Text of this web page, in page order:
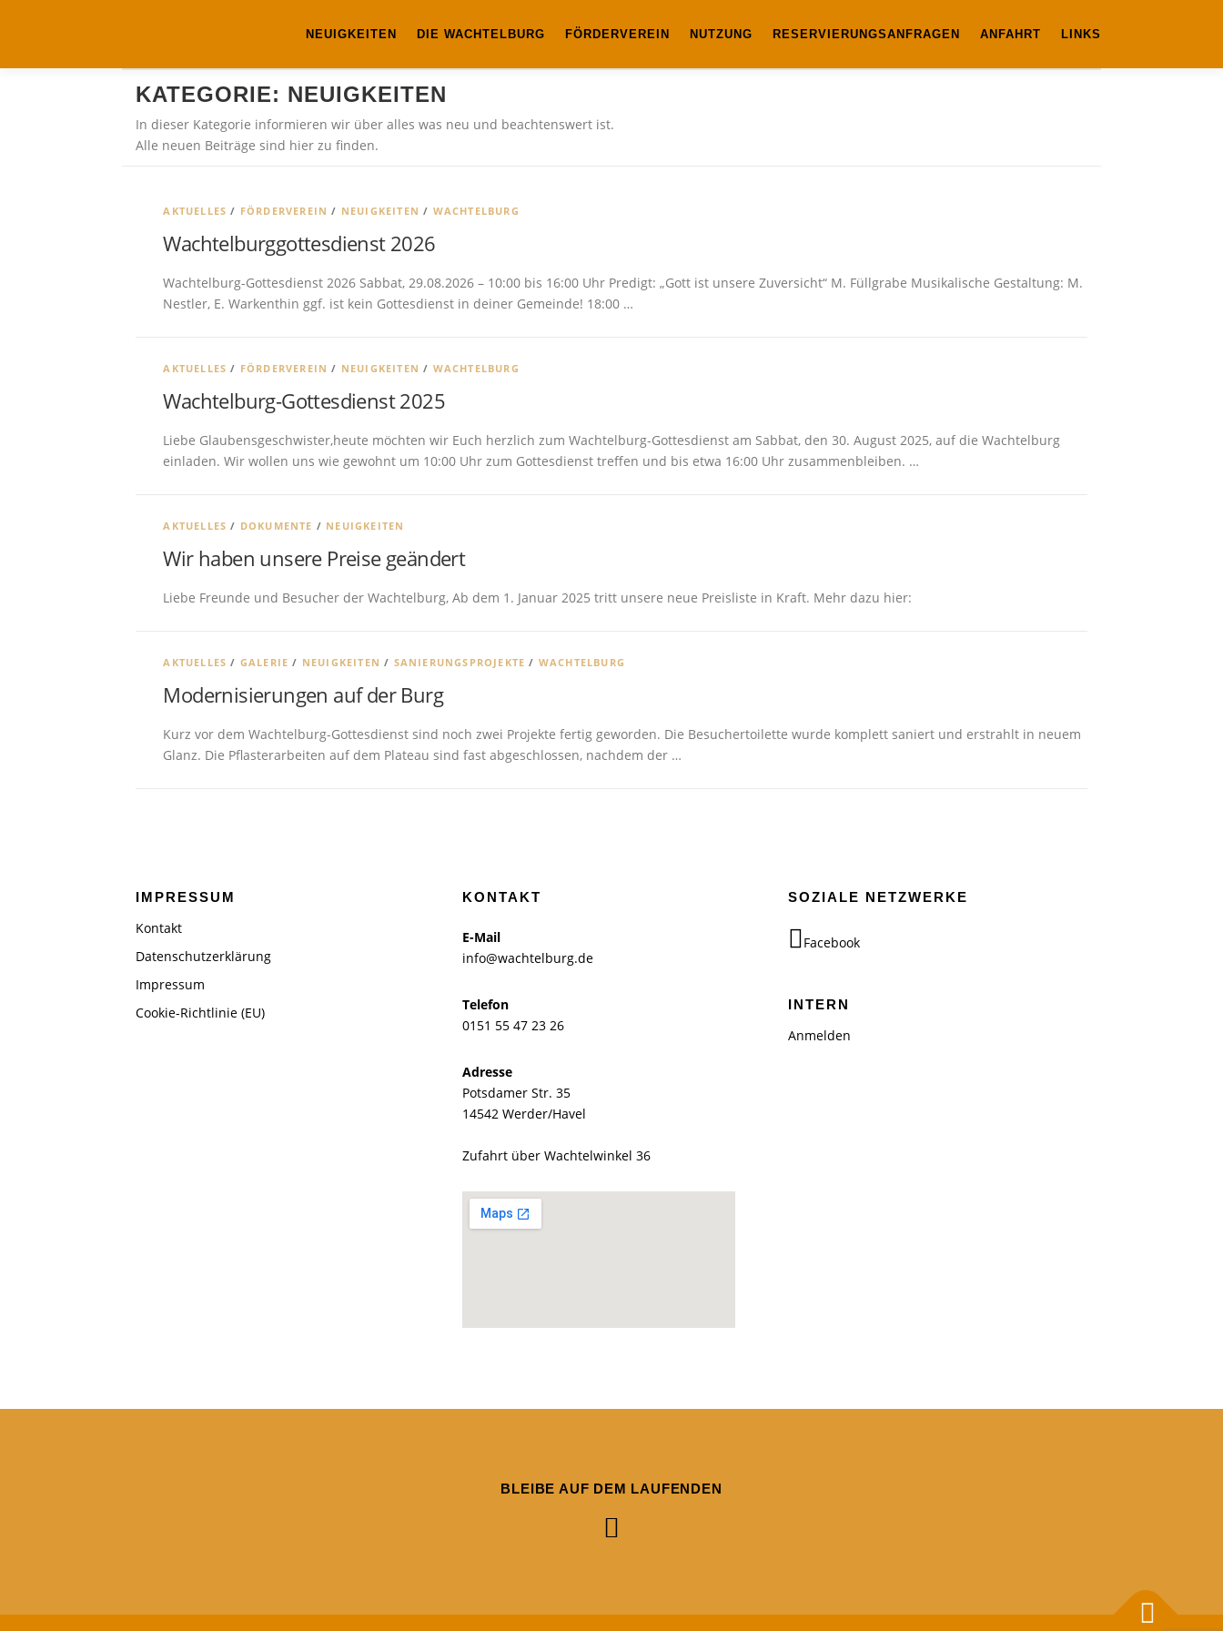
NEUIGKEITEN DIE WACHTELBURG FÖRDERVEREIN NUTZUNG RESERVIERUNGSANFRAGEN ANFAHRT LINKS
KATEGORIE: NEUIGKEITEN
In dieser Kategorie informieren wir über alles was neu und beachtenswert ist.
Alle neuen Beiträge sind hier zu finden.
AKTUELLES / FÖRDERVEREIN / NEUIGKEITEN / WACHTELBURG
Wachtelburggottesdienst 2026
Wachtelburg-Gottesdienst 2026 Sabbat, 29.08.2026 – 10:00 bis 16:00 Uhr Predigt: „Gott ist unsere Zuversicht“ M. Füllgrabe Musikalische Gestaltung: M.
Nestler, E. Warkenthin ggf. ist kein Gottesdienst in deiner Gemeinde! 18:00 …
AKTUELLES / FÖRDERVEREIN / NEUIGKEITEN / WACHTELBURG
Wachtelburg-Gottesdienst 2025
Liebe Glaubensgeschwister,heute möchten wir Euch herzlich zum Wachtelburg-Gottesdienst am Sabbat, den 30. August 2025, auf die Wachtelburg
einladen. Wir wollen uns wie gewohnt um 10:00 Uhr zum Gottesdienst treffen und bis etwa 16:00 Uhr zusammenbleiben. …
AKTUELLES / DOKUMENTE / NEUIGKEITEN
Wir haben unsere Preise geändert
Liebe Freunde und Besucher der Wachtelburg, Ab dem 1. Januar 2025 tritt unsere neue Preisliste in Kraft. Mehr dazu hier:
AKTUELLES / GALERIE / NEUIGKEITEN / SANIERUNGSPROJEKTE / WACHTELBURG
Modernisierungen auf der Burg
Kurz vor dem Wachtelburg-Gottesdienst sind noch zwei Projekte fertig geworden. Die Besuchertoilette wurde komplett saniert und erstrahlt in neuem
Glanz. Die Pflasterarbeiten auf dem Plateau sind fast abgeschlossen, nachdem der …
IMPRESSUM
Kontakt
Datenschutzerklärung
Impressum
Cookie-Richtlinie (EU)
KONTAKT
E-Mail
info@wachtelburg.de
Telefon
0151 55 47 23 26
Adresse
Potsdamer Str. 35
14542 Werder/Havel
Zufahrt über Wachtelwinkel 36
SOZIALE NETZWERKE
Facebook
INTERN
Anmelden
BLEIBE AUF DEM LAUFENDEN